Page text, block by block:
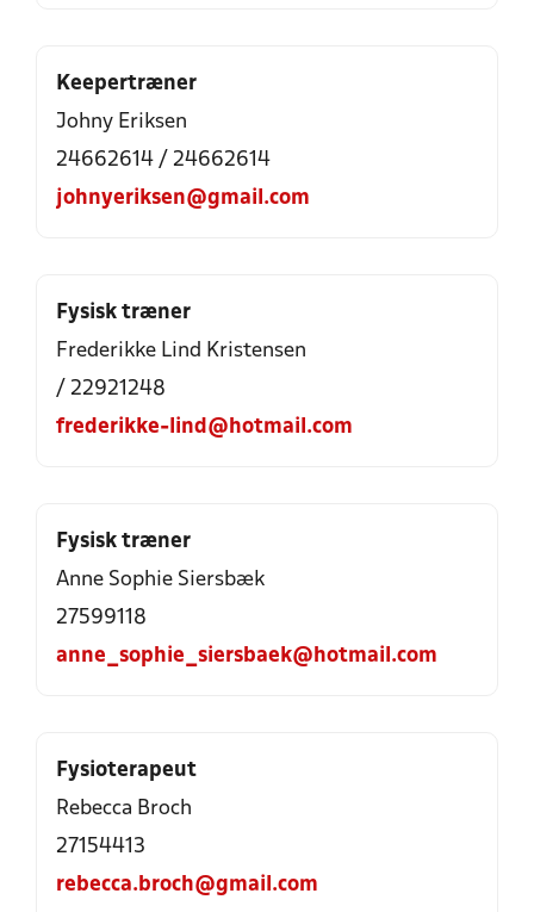
Keepertræner
Johny Eriksen
24662614 / 24662614
johnyeriksen@gmail.com
Fysisk træner
Frederikke Lind Kristensen
/ 22921248
frederikke-lind@hotmail.com
Fysisk træner
Anne Sophie Siersbæk
27599118
anne_sophie_siersbaek@hotmail.com
Fysioterapeut
Rebecca Broch
27154413
rebecca.broch@gmail.com